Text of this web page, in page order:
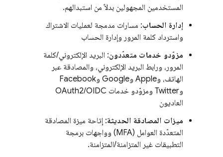
المستخدمين المجهولين بدلاً من استبدالهم.
إدارة الحساب: مسارات مدمجة لعمليات الاشتراك
واسترداد كلمة المرور وإدارة الحساب
مزوّدو خدمات متعدّدون: البريد الإلكتروني/كلمة
المرور، ورابط البريد الإلكتروني، والمصادقة عبر
الهاتف، وApple وGoogle وFacebook
وTwitter ومزوّدو خدمات OAuth2/OIDC
العاديون
ميزات المصادقة الحديثة: إتاحة ميزة المصادقة
المتعدّدة العوامل (MFA) وواجهات برمجة
التطبيقات غير المتزامنة/المتزامنة.